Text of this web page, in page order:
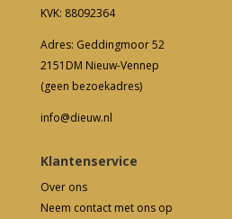
KVK: 88092364
Adres: Geddingmoor 52
2151DM Nieuw-Vennep
(geen bezoekadres)
info@dieuw.nl
Klantenservice
Over ons
Neem contact met ons op